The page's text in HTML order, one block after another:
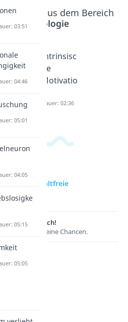
Inhalte aus dem Bereich
Psychologie
Extrinsisc
he
Motivatio
Dauer: 02:43
Intrinsisc
he
Motivatio
Dauer: 02:36
Gewaltfreie
Lernen lohnt sich!
Entdecke hier deine Chancen.
03:51
04:46
05:01
04:05
05:15
05:05